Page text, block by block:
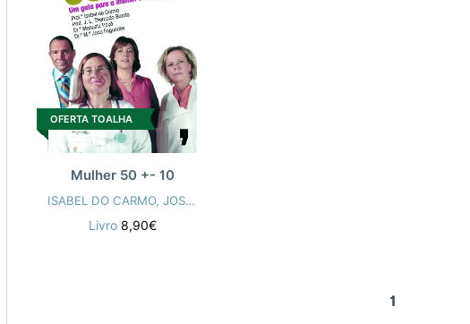
OFERTA TOALHA
Mulher 50 +- 10
ISABEL DO CARMO,JOSÉ LUÍS THEMUDO BARATA
Livro 8,90€
1